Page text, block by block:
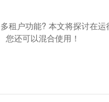
租户功能? 本文将探讨在
还可以混合使用！